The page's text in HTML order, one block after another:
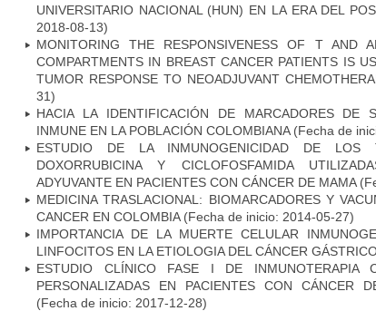
UNIVERSITARIO NACIONAL (HUN) EN LA ERA DEL
2018-08-13)
MONITORING THE RESPONSIVENESS OF T AND
COMPARTMENTS IN BREAST CANCER PATIENTS IS
TUMOR RESPONSE TO NEOADJUVANT
31)
HACIA LA IDENTIFICACIÓN DE MARCADORES DE
INMUNE EN LA POBLACIÓN COLOMBIANA(Fecha de
ESTUDIO DE LA INMUNOGENICIDAD DE LOS
DOXORRUBICINA Y CICLOFOSFAMIDA
ADYUVANTE EN PACIENTES CON CÁNCER DE MAMA
MEDICINA TRASLACIONAL: BIOMARCADORES Y
CANCER EN COLOMBIA(Fecha de inicio: 2014-05-27)
IMPORTANCIA DE LA MUERTE CELULAR
LINFOCITOS EN LA ETIOLOGIA DEL CÁNCER
ESTUDIO CLÍNICO FASE I DE INMUNOTERAPIA
PERSONALIZADAS EN PACIENTES CON CÁNCER
(Fecha de inicio: 2017-12-28)